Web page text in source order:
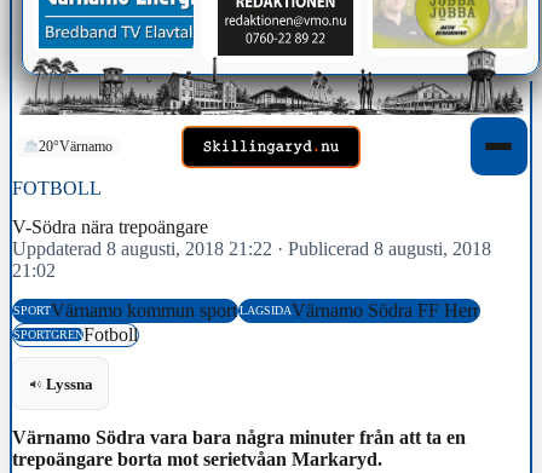
20°Värnamo
FOTBOLL
V-Södra nära trepoängare
Uppdaterad 8 augusti, 2018 21:22 · Publicerad 8 augusti, 2018
21:02
SPORTVärnamo kommun sportLAGSIDAVärnamo Södra FF Herr
SPORTGRENFotboll
Lyssna
Värnamo Södra vara bara några minuter från att ta en
trepoängare borta mot serietvåan Markaryd.